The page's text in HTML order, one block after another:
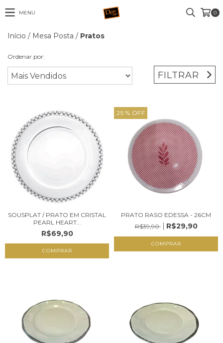
MENU 0
Início / Mesa Posta / Pratos
Ordenar por:
FILTRAR
SOUSPLAT / PRATO EM CRISTAL
PEARL HEART...
R$69,90
COMPRAR
25 % OFF
PRATO RASO EDESSA - 26CM
R$39,90
R$29,90
COMPRAR